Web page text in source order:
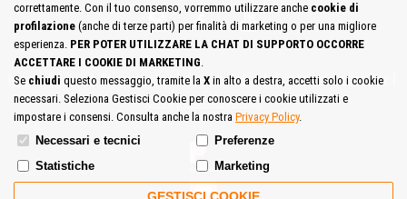
Mappa del Sito Privacy Policy Cookie Policy
Contatta la redazione
Cosa pensi del portale
correttamente. Con il tuo consenso, vorremmo utilizzare anche cookie di
profilazione (anche di terze parti) per finalità di marketing o per una migliore
esperienza. PER POTER UTILIZZARE LA CHAT DI SUPPORTO OCCORRE
ACCETTARE I COOKIE DI MARKETING.
Se chiudi questo messaggio, tramite la X in alto a destra, accetti solo i cookie
necessari. Seleziona Gestisci Cookie per conoscere i cookie utilizzati e
impostare i consensi. Consulta anche la nostra Privacy Policy.
Necessari e tecnici
Preferenze
Statistiche
Marketing